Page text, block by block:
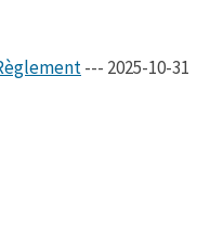
--- 2025-10-31